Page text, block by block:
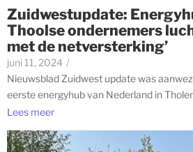
Zuidwestupdate:
Thoolse ondernemers
met de netversterking’
juni 11, 2024 /
Nieuwsblad Zuidwest update was
eerste energyhub van Nederland in
Lees meer